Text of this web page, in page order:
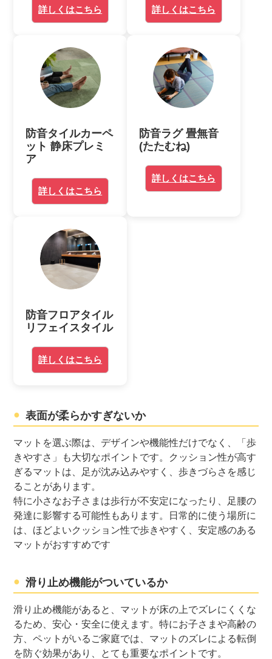
詳しくはこちら 詳しくはこちら
防音タイルカーペ
ット 静床プレミ
ア
詳しくはこちら
防音ラグ 畳無音
(たたむね)
詳しくはこちら
防音フロアタイル
リフェイスタイル
詳しくはこちら
表面が柔らかすぎないか
マットを選ぶ際は、デザインや機能性だけでなく、「歩
きやすさ」も大切なポイントです。クッション性が高す
ぎるマットは、足が沈み込みやすく、歩きづらさを感じ
ることがあります。
特に小さなお子さまは歩行が不安定になったり、足腰の
発達に影響する可能性もあります。日常的に使う場所に
は、ほどよいクッション性で歩きやすく、安定感のある
マットがおすすめです
滑り止め機能がついているか
滑り止め機能があると、マットが床の上でズレにくくな
るため、安心・安全に使えます。特にお子さまや高齢の
方、ペットがいるご家庭では、マットのズレによる転倒
を防ぐ効果があり、とても重要なポイントです。